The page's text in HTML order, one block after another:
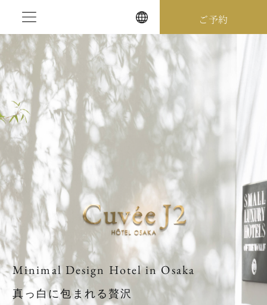
content
ご予約
Minimal Design Hotel in Osaka
真っ白に包まれる贅沢